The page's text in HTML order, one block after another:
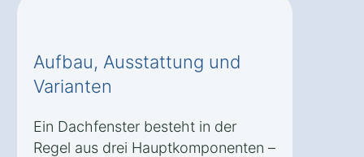
Aufbau, Ausstattung und
Varianten
Ein Dachfenster besteht in der
Regel aus drei Hauptkomponenten –